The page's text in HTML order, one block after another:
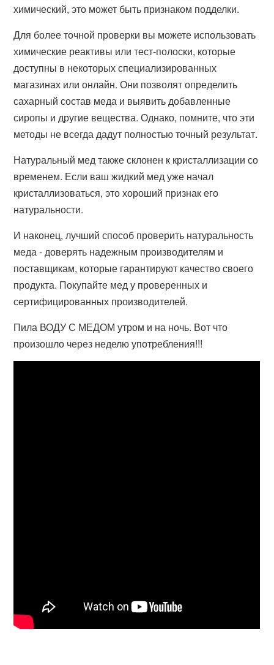
химический, это может быть признаком подделки.
Для более точной проверки вы можете использовать
химические реактивы или тест-полоски, которые
доступны в некоторых специализированных
магазинах или онлайн. Они позволят определить
сахарный состав меда и выявить добавленные
сиропы и другие вещества. Однако, помните, что эти
методы не всегда дадут полностью точный результат.
Натуральный мед также склонен к кристаллизации со
временем. Если ваш жидкий мед уже начал
кристаллизоваться, это хороший признак его
натуральности.
И наконец, лучший способ проверить натуральность
меда - доверять надежным производителям и
поставщикам, которые гарантируют качество своего
продукта. Покупайте мед у проверенных и
сертифицированных производителей.
Пила ВОДУ С МЕДОМ утром и на ночь. Вот что
произошло через неделю употребления!!!